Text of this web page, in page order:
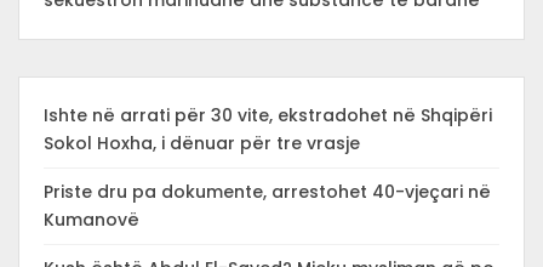
Ishte në arrati për 30 vite, ekstradohet në Shqipëri
Sokol Hoxha, i dënuar për tre vrasje
Priste dru pa dokumente, arrestohet 40-vjeçari në
Kumanovë